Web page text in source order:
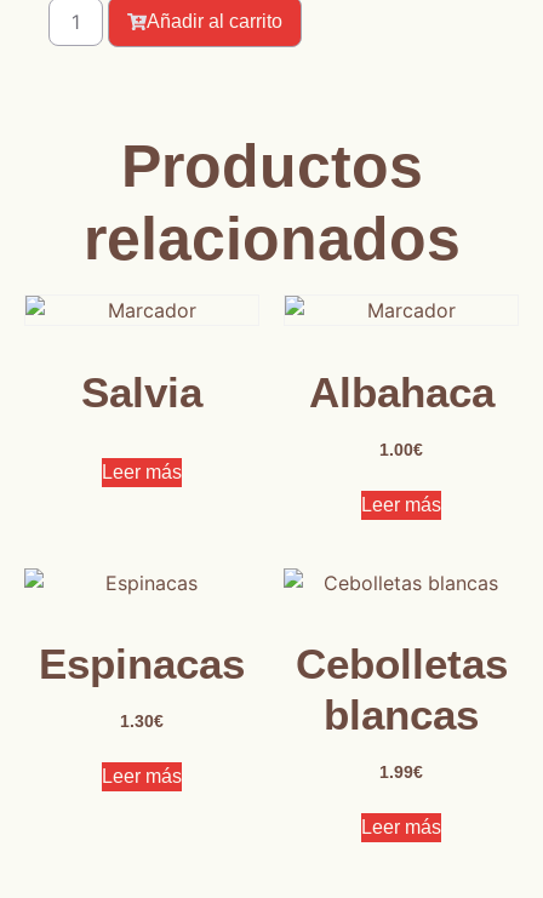
Añadir al carrito
Productos
relacionados
Salvia
Leer más
Albahaca
1.00€
Leer más
Espinacas
1.30€
Leer más
Cebolletas
blancas
1.99€
Leer más